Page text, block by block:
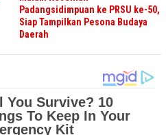
Padangsidimpuan ke PRSU ke-50,
Siap Tampilkan Pesona Budaya
Daerah